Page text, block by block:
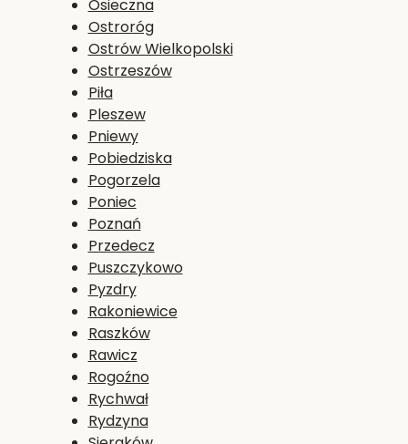
Osieczna
Ostroróg
Ostrów Wielkopolski
Ostrzeszów
Piła
Pleszew
Pniewy
Pobiedziska
Pogorzela
Poniec
Poznań
Przedecz
Puszczykowo
Pyzdry
Rakoniewice
Raszków
Rawicz
Rogoźno
Rychwał
Rydzyna